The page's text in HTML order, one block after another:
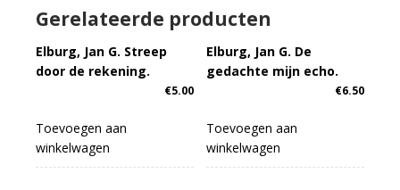
Gerelateerde producten
Elburg, Jan G. Streep
door de rekening.
€5.00
Toevoegen aan
winkelwagen
Elburg, Jan G. De
gedachte mijn echo.
€6.50
Toevoegen aan
winkelwagen